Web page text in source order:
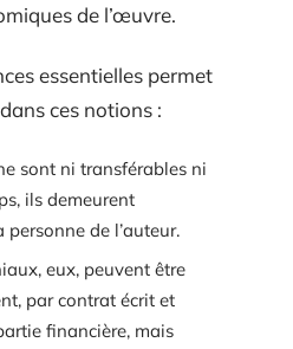
de l’œuvre.
essentielles permet
ces notions :
sont ni transférables ni
ils demeurent
de l’auteur.
eux, peuvent être
par contrat écrit et
financière, mais